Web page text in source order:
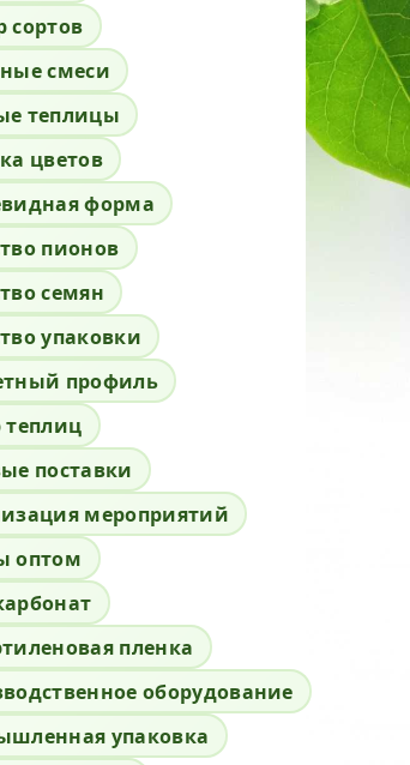
сортов
смеси
теплицы
цветов
форма
пионов
семян
упаковки
профиль
теплиц
поставки
мероприятий
оптом
пленка
оборудование
упаковка